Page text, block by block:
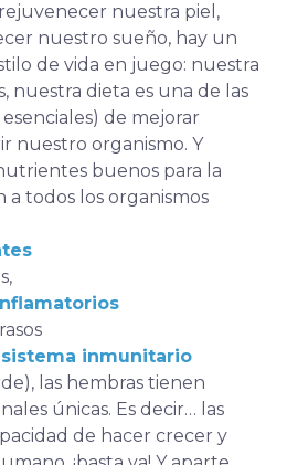
nuestra piel,
nuestro sueño, hay un
de vida en juego: nuestra
nuestra dieta es una de las
de mejorar
nuestro organismo. Y
buenos para la
todos los organismos
inmunitario
las hembras tienen
únicas. Es decir… las
de hacer crecer y